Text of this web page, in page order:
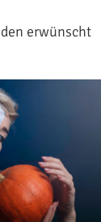
erwünscht